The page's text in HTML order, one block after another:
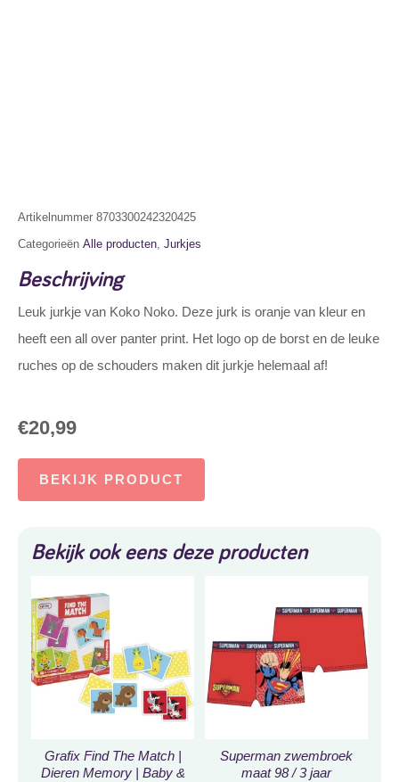
Artikelnummer 8703300242320425
Categorieën Alle producten, Jurkjes
Beschrijving
Leuk jurkje van Koko Noko. Deze jurk is oranje van kleur en
heeft een all over panter print. Het logo op de borst en de leuke
ruches op de schouders maken dit jurkje helemaal af!
€20,99
BEKIJK PRODUCT
Bekijk ook eens deze producten
Grafix Find The Match |
Dieren Memory | Baby &
Superman zwembroek
maat 98 / 3 jaar